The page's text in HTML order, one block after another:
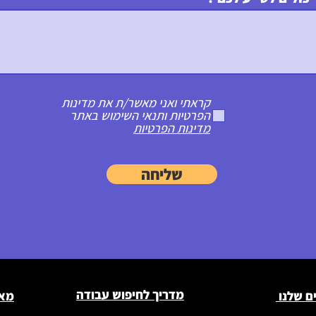
קראתי ואני מאשר/ת את מדינות
הפרטיות ותנאי השימוש באתר
מדינות הפרטיות
שליחה
שלנו מדריך לחיפוש עבודה